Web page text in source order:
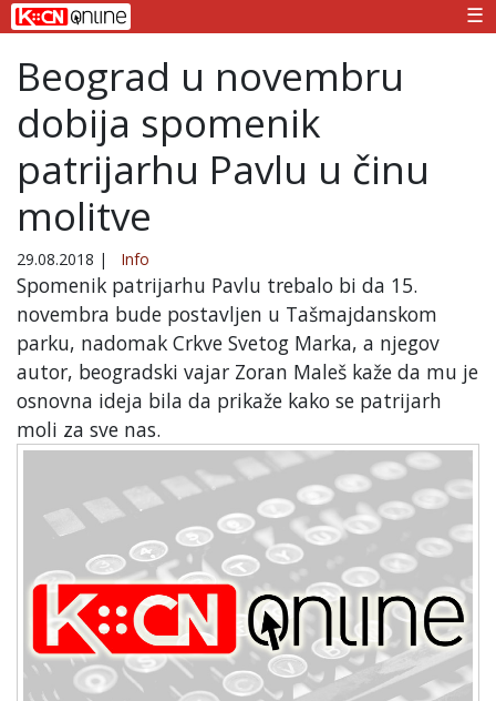
☰
Beograd u novembru
dobija spomenik
patrijarhu Pavlu u činu
molitve
29.08.2018 | Info
Spomenik patrijarhu Pavlu trebalo bi da 15.
novembra bude postavljen u Tašmajdanskom
parku, nadomak Crkve Svetog Marka, a njegov
autor, beogradski vajar Zoran Maleš kaže da mu je
osnovna ideja bila da prikaže kako se patrijarh
moli za sve nas.